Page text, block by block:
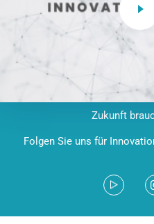
Zukunft
Folgen Sie uns für